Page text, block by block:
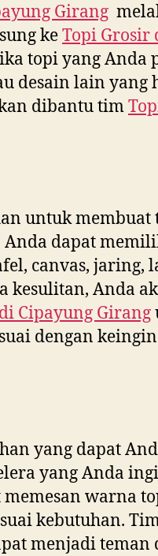
Girang
keTopi Grosir
topi yang Anda
desain lain yang
dibantu tim
untuk membuat
Anda dapat
canvas, jaring,
kesulitan, Anda
Cipayung Girang
dengan
yang dapat
yang Anda
warna
kebutuhan.
menjadi teman